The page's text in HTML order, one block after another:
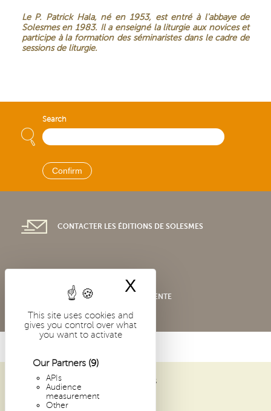
This site uses cookies and
gives you control over what
you want to activate
Our Partners (9)
APIs
Audience
measurement
Other
X
Le P. Patrick Hala, né en 1953, est entré à l'abbaye de
Solesmes en 1983. Il a enseigné la liturgie aux novices et
participe à la formation des séminaristes dans le cadre de
sessions de liturgie.
Search
CONTACTER LES ÉDITIONS DE SOLESMES
CONDITIONS GÉNÉRALES DE VENTE
ABBAYE SAINT-PIERRE DE SOLESMES
1 PLACE DOM GUÉRANGER
72 300 SOLESMES